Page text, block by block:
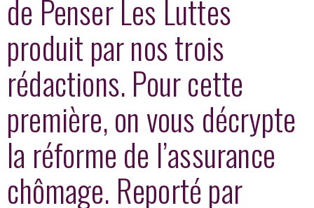
de Penser Les Luttes
produit par nos trois
rédactions. Pour cette
première, on vous décrypte
la réforme de l’assurance
chômage. Reporté par